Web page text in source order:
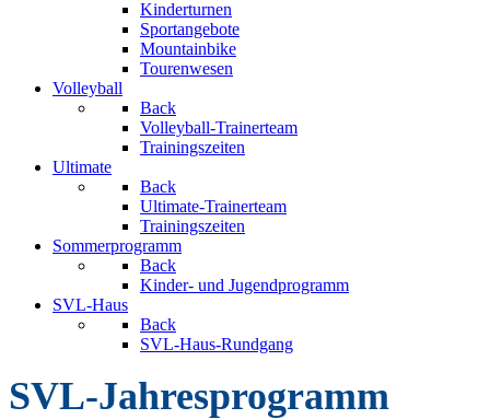
Kinderturnen
Sportangebote
Mountainbike
Tourenwesen
Volleyball
Back
Volleyball-Trainerteam
Trainingszeiten
Ultimate
Back
Ultimate-Trainerteam
Trainingszeiten
Sommerprogramm
Back
Kinder- und Jugendprogramm
SVL-Haus
Back
SVL-Haus-Rundgang
SVL-Jahresprogramm